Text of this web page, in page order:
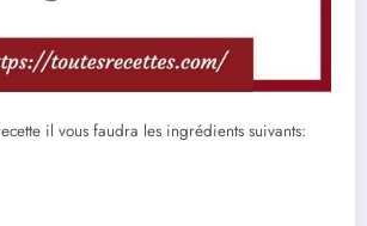
il vous faudra les ingrédients suivants: